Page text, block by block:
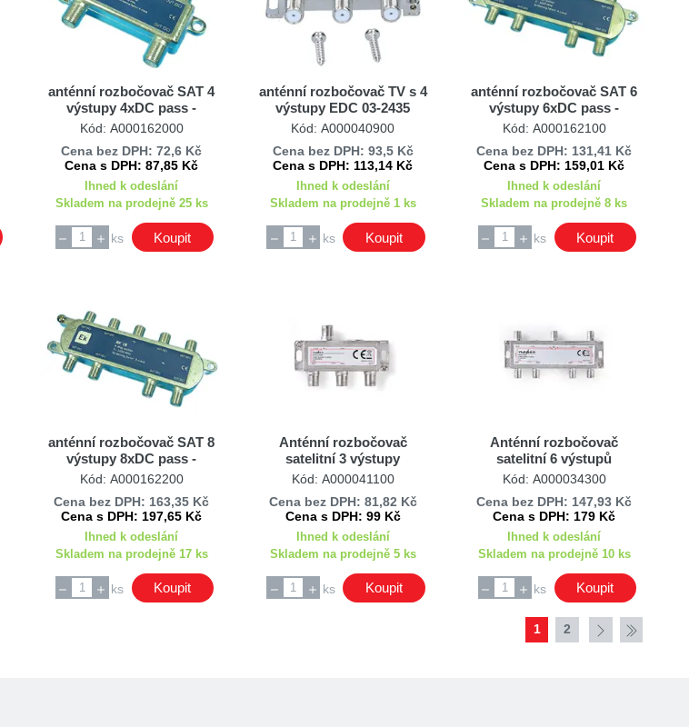
anténní rozbočovač SAT 4
výstupy 4xDC pass -
průchozí pro napájení ITS
Kód: A000162000
Cena bez DPH: 72,6 Kč
Cena s DPH: 87,85 Kč
Ihned k odeslání
Skladem na prodejně 25 ks
ks Koupit
anténní rozbočovač TV s 4
výstupy EDC 03-2435
Kód: A000040900
Cena bez DPH: 93,5 Kč
Cena s DPH: 113,14 Kč
Ihned k odeslání
Skladem na prodejně 1 ks
ks Koupit
anténní rozbočovač SAT 6
výstupy 6xDC pass -
průchozí pro napájení ITS
Kód: A000162100
Cena bez DPH: 131,41 Kč
Cena s DPH: 159,01 Kč
Ihned k odeslání
Skladem na prodejně 8 ks
ks Koupit
anténní rozbočovač SAT 8
výstupy 8xDC pass -
průchozí pro napájení ITS
Kód: A000162200
Cena bez DPH: 163,35 Kč
Cena s DPH: 197,65 Kč
Ihned k odeslání
Skladem na prodejně 17 ks
ks Koupit
Anténní rozbočovač
satelitní 3 výstupy
SSPL310ME Nedis
Kód: A000041100
Cena bez DPH: 81,82 Kč
Cena s DPH: 99 Kč
Ihned k odeslání
Skladem na prodejně 5 ks
ks Koupit
Anténní rozbočovač
satelitní 6 výstupů
SSPL610ME Nedis
Kód: A000034300
Cena bez DPH: 147,93 Kč
Cena s DPH: 179 Kč
Ihned k odeslání
Skladem na prodejně 10 ks
ks Koupit
1 2